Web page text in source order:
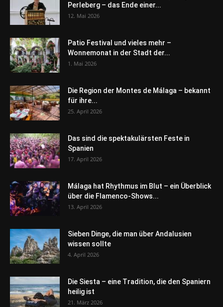
Perleberg – das Ende einer...
12. Mai 2026
Patio Festival und vieles mehr –
Wonnemonat in der Stadt der...
1. Mai 2026
Die Region der Montes de Málaga – bekannt
für ihre...
25. April 2026
Das sind die spektakulärsten Feste in
Spanien
17. April 2026
Málaga hat Rhythmus im Blut – ein Überblick
über die Flamenco-Shows...
13. April 2026
Sieben Dinge, die man über Andalusien
wissen sollte
4. April 2026
Die Siesta – eine Tradition, die den Spaniern
heilig ist
21. März 2026